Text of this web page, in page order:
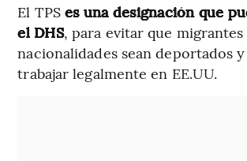
El TPS es una designación que
el DHS, para evitar que
nacionalidades sean deportados
trabajar legalmente en EE.UU.